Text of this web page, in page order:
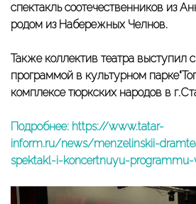
спектакль соотечественников из
родом из Набережных Челнов.
Также коллектив театра выступил
программой в культурном
комплексе тюркских народов в
Подробнее: https://www.tatar-
inform.ru/news/menzelinskii-
spektakl-i-koncertnuyu-